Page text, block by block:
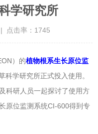
学研究所
点击率：1745
）的植物根系生长原位监
科学研究所正式投入使用。
科研人员一起探讨了使用方
原位监测系统CI-600得到专